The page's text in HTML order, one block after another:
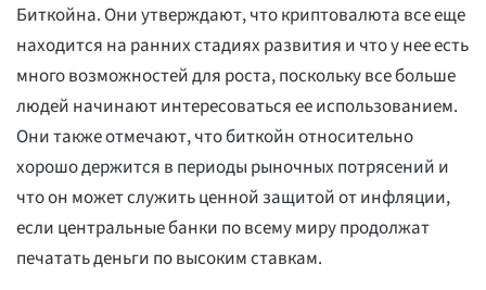
Биткойна. Они утверждают, что криптовалюта все еще
находится на ранних стадиях развития и что у нее есть
много возможностей для роста, поскольку все больше
людей начинают интересоваться ее использованием.
Они также отмечают, что биткойн относительно
хорошо держится в периоды рыночных потрясений и
что он может служить ценной защитой от инфляции,
если центральные банки по всему миру продолжат
печатать деньги по высоким ставкам.